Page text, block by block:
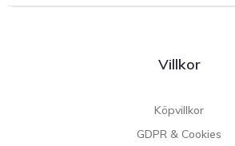
Villkor
Köpvillkor
GDPR & Cookies